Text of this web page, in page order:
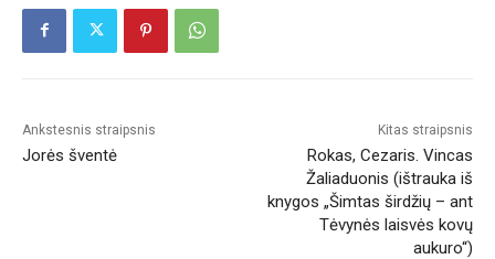
Ankstesnis straipsnis
Jorės šventė
Kitas straipsnis
Rokas, Cezaris. Vincas
Žaliaduonis (ištrauka iš
knygos „Šimtas širdžių – ant
Tėvynės laisvės kovų
aukuro“)